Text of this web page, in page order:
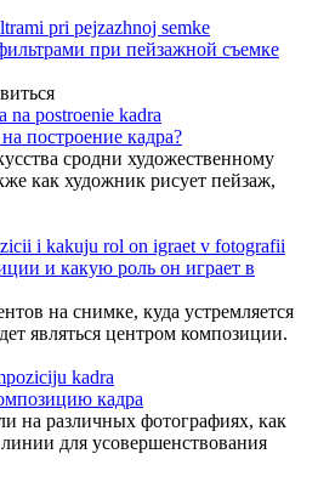
при пейзажной съемке
построение кадра?
сродни художественному
как художник рисует пейзаж,
и какую роль он играет в
на снимке, куда устремляется
являться центром композиции.
кадра
на различных фотографиях, как
для усовершенствования